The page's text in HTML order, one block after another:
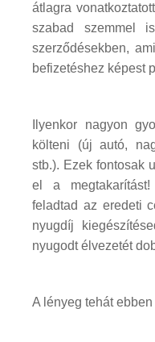
átlagra
szabad szemmel
szerződésekben,
befizetéshez képest
Ilyenkor nagyon
költeni (új autó,
stb.). Ezek fontosak
el a megtakarítást!
feladtad az eredeti
nyugdíj
nyugodt élvezetét
A lényeg tehát ebben